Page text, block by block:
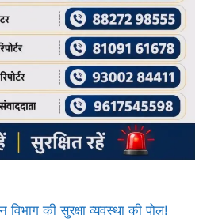
की सुरक्षा व्यवस्था की पोल!